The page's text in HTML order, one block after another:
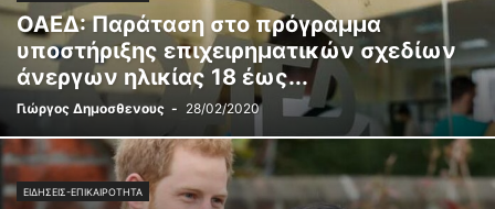
ΟΑΕΔ: Παράταση στο πρόγραμμα
υποστήριξης επιχειρηματικών σχεδίων
άνεργων ηλικίας 18 έως...
Γιώργος Δημοσθενους - 28/02/2020
ΕΙΔΉΣΕΙΣ-ΕΠΙΚΑΙΡΌΤΗΤΑ